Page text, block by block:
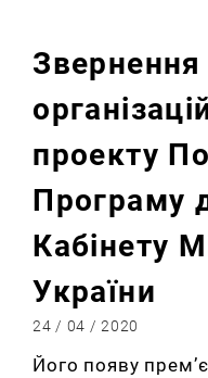
проекту
Програму
Кабінету
України
24 / 04 / 2020
Його появу